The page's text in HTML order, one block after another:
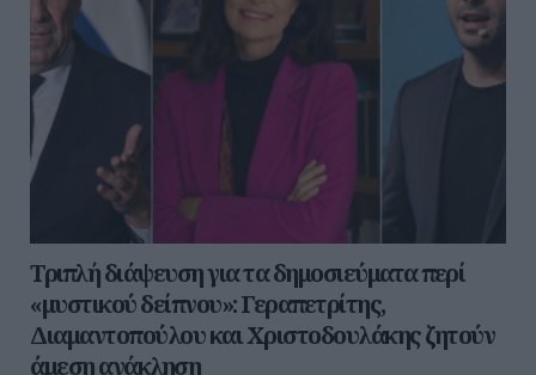
Τριπλή διάψευση για τα δημοσιεύματα περί
«μυστικού δείπνου»: Γεραπετρίτης,
Διαμαντοπούλου και Χριστοδουλάκης ζητούν
άμεση ανάκληση